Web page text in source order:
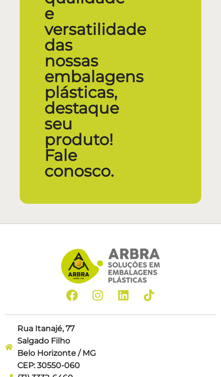
e
versatilidade
das
nossas
embalagens
plásticas,
destaque
seu
produto!
Fale
conosco.
Rua Itanajé, 77
Salgado Filho
Belo Horizonte / MG
CEP: 30550-060